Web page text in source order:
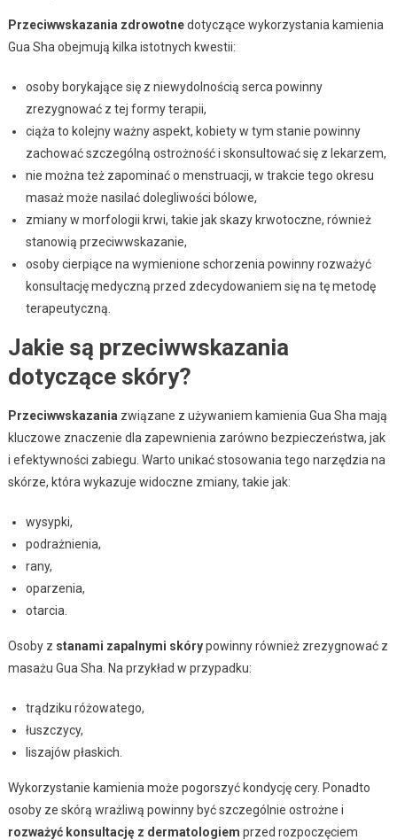
Przeciwwskazania zdrowotnedotyczące wykorzystania kamienia
Gua Sha obejmują kilka istotnych kwestii:
osoby borykające się z niewydolnością serca powinny
zrezygnować z tej formy terapii,
ciąża to kolejny ważny aspekt, kobiety w tym stanie powinny
zachować szczególną ostrożność i skonsultować się z lekarzem,
nie można też zapominać o menstruacji, w trakcie tego okresu
masaż może nasilać dolegliwości bólowe,
zmiany w morfologii krwi, takie jak skazy krwotoczne, również
stanowią przeciwwskazanie,
osoby cierpiące na wymienione schorzenia powinny rozważyć
konsultację medyczną przed zdecydowaniem się na tę metodę
terapeutyczną.
Jakie są przeciwwskazania
dotyczące skóry?
Przeciwwskazania związane z używaniem kamienia Gua Sha mają
kluczowe znaczenie dla zapewnienia zarówno bezpieczeństwa, jak
i efektywności zabiegu. Warto unikać stosowania tego narzędzia na
skórze, która wykazuje widoczne zmiany, takie jak:
wysypki,
podrażnienia,
rany,
oparzenia,
otarcia.
Osoby z stanami zapalnymi skórypowinny również zrezygnować z
masażu Gua Sha. Na przykład w przypadku:
trądziku różowatego,
łuszczycy,
liszajów płaskich.
Wykorzystanie kamienia może pogorszyć kondycję cery. Ponadto
osoby ze skórą wrażliwą powinny być szczególnie ostrożne i
rozważyć konsultację z dermatologiem przed rozpoczęciem